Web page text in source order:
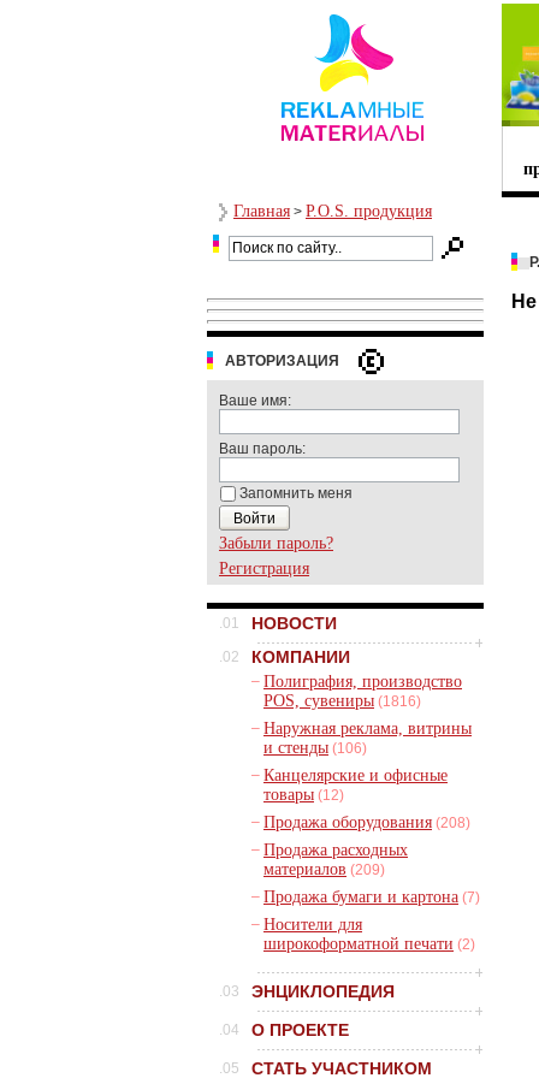
Главная > P.O.S. продукция
АВТОРИЗАЦИЯ
Ваше имя:
Ваш пароль:
Запомнить меня
Забыли пароль?
Регистрация
.01 НОВОСТИ
.02 КОМПАНИИ
– Полиграфия, производство
POS, сувениры (1816)
– Наружная реклама, витрины
и стенды (106)
– Канцелярские и офисные
товары (12)
– Продажа оборудования (208)
– Продажа расходных
материалов (209)
– Продажа бумаги и картона (7)
– Носители для
широкоформатной печати (2)
.03 ЭНЦИКЛОПЕДИЯ
.04 О ПРОЕКТЕ
.05 СТАТЬ УЧАСТНИКОМ